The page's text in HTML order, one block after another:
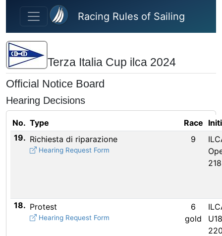
Skip to main content
Racing Rules of Sailing
Terza Italia Cup ilca 2024
Official Notice Board
Hearing Decisions
No. Type Race
19. Richiesta di riparazione
Hearing Request Form
9
18. Protest
Hearing Request Form
6
gold